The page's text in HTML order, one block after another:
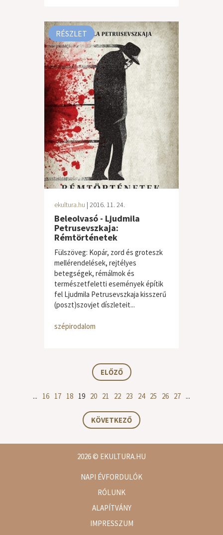
RÉSZLET
ekultura.hu | 2016. 11. 24.
Beleolvasó - Ljudmila
Petrusevszkaja:
Rémtörténetek
Fülszöveg: Kopár, zord és groteszk
mellérendelések, rejtélyes
betegségek, rémálmok és
természetfeletti események építik
fel Ljudmila Petrusevszkaja kisszerű
(poszt)szovjet díszleteit...
szépirodalom
ELŐZŐ
... 16 17 18 19 20 21 22 23 24 25 26 27 ...
KÖVETKEZŐ
2026© EKULTURA.HU
NAPI ÉVFORDULÓK
RÓLUNK
ALAPÍTVÁNY
IMPRESSZUM